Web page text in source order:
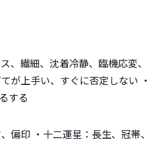
、繊細、沈着冷静、臨機応変、
が上手い、すぐに否定しない ・
する
偏印 ・十二運星：長生、冠帯、